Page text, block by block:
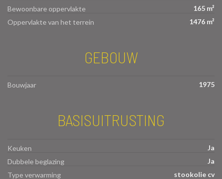
Bewoonbare oppervlakte
165 m²
Oppervlakte van het terrein
1476 m²
GEBOUW
Bouwjaar 1975
BASISUITRUSTING
Keuken
Ja
Dubbele beglazing
Ja
Type verwarming
stookolie cv